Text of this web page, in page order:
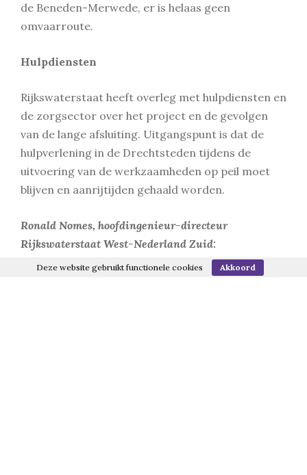
de Beneden-Merwede, er is helaas geen
omvaarroute.
Hulpdiensten
Rijkswaterstaat heeft overleg met hulpdiensten en
de zorgsector over het project en de gevolgen
van de lange afsluiting. Uitgangspunt is dat de
hulpverlening in de Drechtsteden tijdens de
uitvoering van de werkzaamheden op peil moet
blijven en aanrijtijden gehaald worden.
Ronald Nomes, hoofdingenieur-directeur
Rijkswaterstaat West-Nederland Zuid:
‘Rijkswaterstaat begrijpt dat de renovatie van de
Deze website gebruikt functionele cookies Akkoord